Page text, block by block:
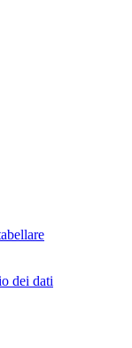
dei dati